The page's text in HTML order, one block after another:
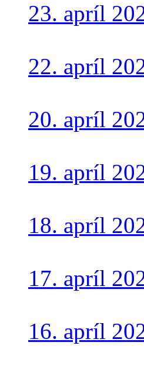
23. apríl
22. apríl
20. apríl
19. apríl
18. apríl
17. apríl
16. apríl